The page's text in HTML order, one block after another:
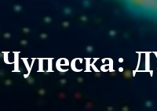
Чупеска: